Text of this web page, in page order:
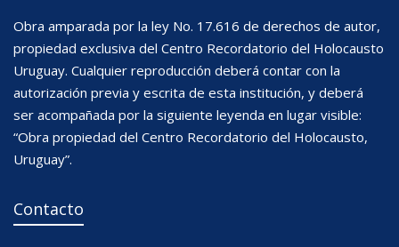
Obra amparada por la ley No. 17.616 de derechos de autor,
propiedad exclusiva del Centro Recordatorio del Holocausto
Uruguay. Cualquier reproducción deberá contar con la
autorización previa y escrita de esta institución, y deberá
ser acompañada por la siguiente leyenda en lugar visible:
“Obra propiedad del Centro Recordatorio del Holocausto,
Uruguay”.
Contacto